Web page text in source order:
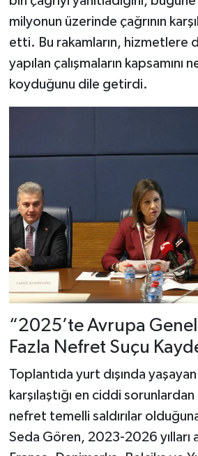
milyonun üzerinde çağrının
etti. Bu rakamların, hizmetlere
yapılan çalışmaların
koyduğunu dile getirdi.
“2025’te Avrupa
Fazla Nefret Suçu
Toplantıda yurt dışında
karşılaştığı en ciddi sorunlardan
nefret temelli saldırılar
Seda Gören, 2023-2026 yılları